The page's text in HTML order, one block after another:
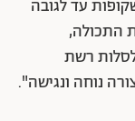
עד לגובה
התכולה,
רשת
נוחה ונגישה".